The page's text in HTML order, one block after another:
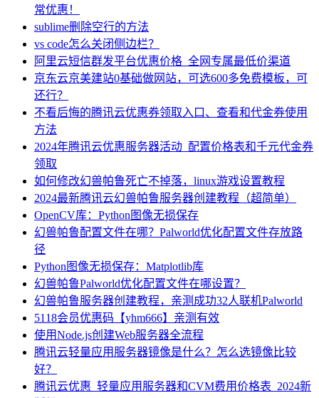
常优惠！
sublime删除空行的方法
vs code怎么关闭侧边栏？
阿里云短信群发平台优惠价格_全网专属最低价渠道
京东云京美建站0基础做网站，可选600多免费模板，可
还行？
不看后悔的腾讯云优惠券领取入口、查看和代金券使用
方法
2024年腾讯云优惠服务器活动_配置价格表和千元代金券
领取
如何修改幻兽帕鲁死亡不掉落，linux游戏设置教程
2024最新腾讯云幻兽帕鲁服务器创建教程（超简单）
OpenCV库：Python图像无损保存
幻兽帕鲁配置文件在哪？Palworld优化配置文件存放路
径
Python图像无损保存：Matplotlib库
幻兽帕鲁Palworld优化配置文件在哪设置？
幻兽帕鲁服务器创建教程，亲测成功32人联机Palworld
5118会员优惠码【yhm666】亲测有效
使用Node.js创建Web服务器全流程
腾讯云轻量应用服务器镜像是什么？怎么选镜像比较
好？
腾讯云优惠_轻量应用服务器和CVM费用价格表_2024新